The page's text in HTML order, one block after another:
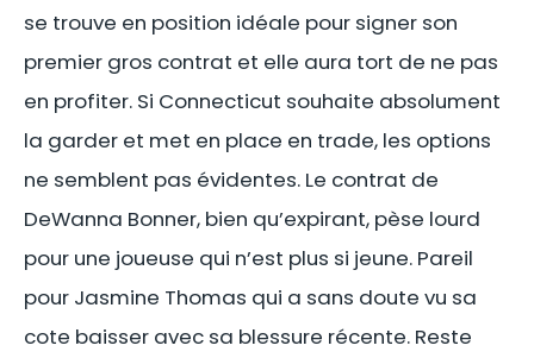
se trouve en position idéale pour signer son
premier gros contrat et elle aura tort de ne pas
en profiter. Si Connecticut souhaite absolument
la garder et met en place en trade, les options
ne semblent pas évidentes. Le contrat de
DeWanna Bonner, bien qu’expirant, pèse lourd
pour une joueuse qui n’est plus si jeune. Pareil
pour Jasmine Thomas qui a sans doute vu sa
cote baisser avec sa blessure récente. Reste